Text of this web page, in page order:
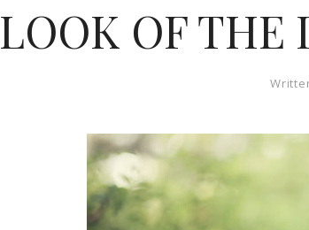
LOOK OF THE